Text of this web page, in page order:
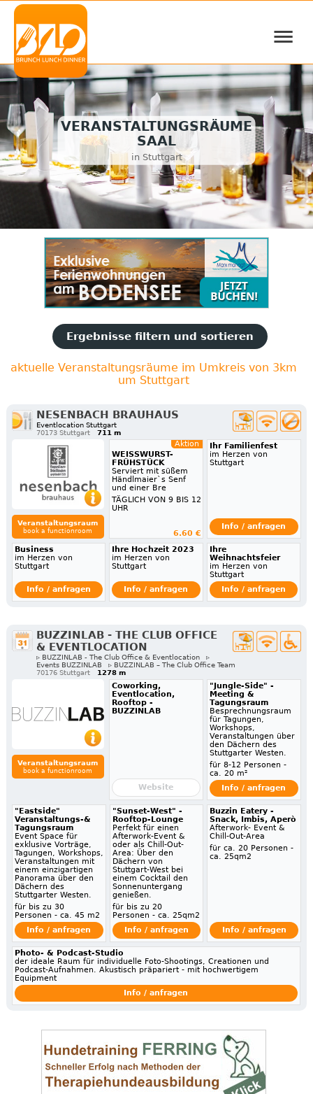
≡
VERANSTALTUNGSRÄUME
SAAL
in Stuttgart
Ergebnisse filtern und sortieren
aktuelle Veranstaltungsräume im Umkreis von 3km
um Stuttgart
NESENBACH BRAUHAUS
Eventlocation Stuttgart
70173 Stuttgart
711 m
Veranstaltungsraum
book a functionroom
Aktion
WEISSWURST-
FRÜHSTÜCK
Serviert mit süßem
Händlmaier`s Senf
und einer Bre
TÄGLICH VON 9 BIS 12
UHR
6.60 €
Ihr Familienfest
im Herzen von
Stuttgart
Info / anfragen
Business
im Herzen von
Stuttgart
Info / anfragen
Ihre Hochzeit 2023
im Herzen von
Stuttgart
Info / anfragen
Ihre
Weihnachtsfeier
im Herzen von
Stuttgart
Info / anfragen
BUZZINLAB - THE CLUB OFFICE
& EVENTLOCATION
▹ BUZZINLAB - The Club Office & Eventlocation
▹
Events BUZZINLAB
▹ BUZZINLAB – The Club Office Team
70176 Stuttgart
1278 m
Veranstaltungsraum
book a functionroom
Coworking,
Eventlocation,
Rooftop -
BUZZINLAB
Website
"Jungle-Side" -
Meeting &
Tagungsraum
Besprechnungsraum
für Tagungen,
Workshops,
Veranstaltungen über
den Dächern des
Stuttgarter Westen.
für 8-12 Personen -
ca. 20 m²
Info / anfragen
"Eastside"
Veranstaltungs-&
Tagungsraum
Event Space für
exklusive Vorträge,
Tagungen, Workshops,
Veranstaltungen mit
einem einzigartigen
Panorama über den
Dächern des
Stuttgarter Westen.
für bis zu 30
Personen - ca. 45 m2
Info / anfragen
"Sunset-West" -
Rooftop-Lounge
Perfekt für einen
Afterwork-Event &
oder als Chill-Out-
Area: Über den
Dächern von
Stuttgart-West bei
einem Cocktail den
Sonnenuntergang
genießen.
für bis zu 20
Personen - ca. 25qm2
Info / anfragen
Buzzin Eatery -
Snack, Imbis, Aperò
Afterwork- Event &
Chill-Out-Area
für ca. 20 Personen -
ca. 25qm2
Info / anfragen
Photo- & Podcast-Studio
der ideale Raum für individuelle Foto-Shootings, Creationen und
Podcast-Aufnahmen. Akustisch präpariert - mit hochwertigem
Equipment
Info / anfragen